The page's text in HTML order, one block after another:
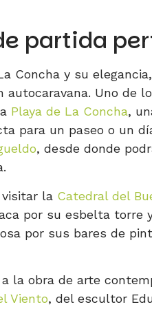
partida
Concha y su
autocaravana. Uno de
Playa de La Concha,
para un paseo o un
, desde donde
la Catedral del
por su esbelta torre
por sus bares de
la obra de arte
Viento, del escultor